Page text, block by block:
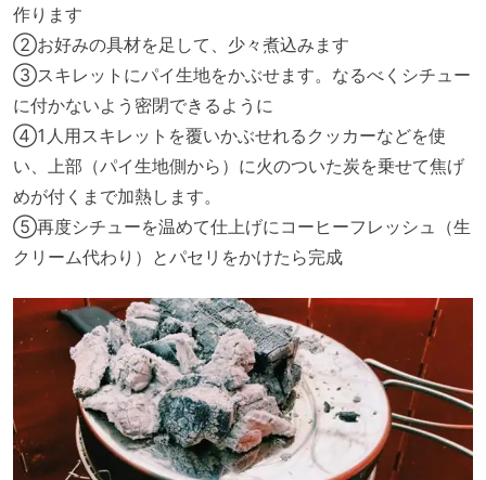
作ります
②お好みの具材を足して、少々煮込みます
③スキレットにパイ生地をかぶせます。なるべくシチュー
に付かないよう密閉できるように
④1人用スキレットを覆いかぶせれるクッカーなどを使
い、上部（パイ生地側から）に火のついた炭を乗せて焦げ
めが付くまで加熱します。
⑤再度シチューを温めて仕上げにコーヒーフレッシュ（生
クリーム代わり）とパセリをかけたら完成